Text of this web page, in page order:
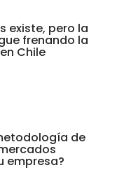
existe, pero la
frenando la
Chile
de
empresa?